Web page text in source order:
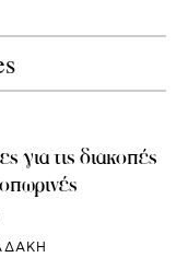
για τις διακοπές